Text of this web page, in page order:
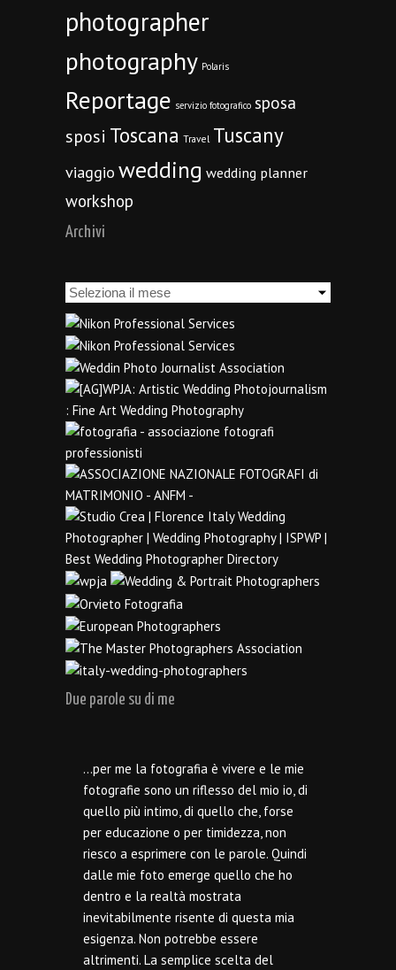
photographer
photography Polaris
Reportage servizio fotografico sposa
sposi Toscana Travel Tuscany
viaggio wedding wedding planner
workshop
Archivi
Archivi
Due parole su di me
…per me la fotografia è vivere e le mie
fotografie sono un riflesso del mio io, di
quello più intimo, di quello che, forse
per educazione o per timidezza, non
riesco a esprimere con le parole. Quindi
dalle mie foto emerge quello che ho
dentro e la realtà mostrata
inevitabilmente risente di questa mia
esigenza. Non potrebbe essere
altrimenti. La semplice scelta del